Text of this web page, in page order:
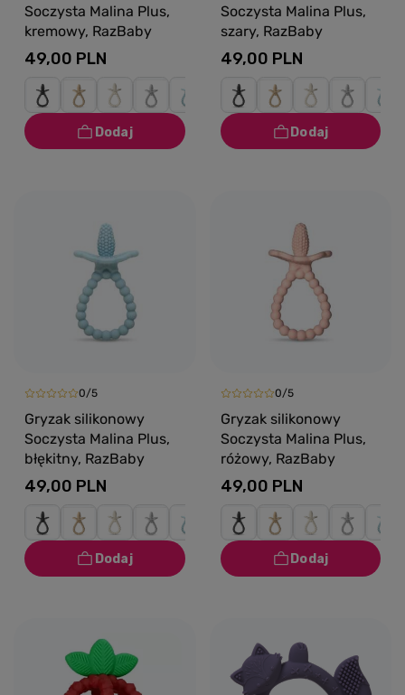
Soczysta Malina Plus,
kremowy, RazBaby
49,00 PLN
Soczysta Malina Plus,
szary, RazBaby
49,00 PLN
0/5
Gryzak silikonowy
Soczysta Malina Plus,
błękitny, RazBaby
49,00 PLN
0/5
Gryzak silikonowy
Soczysta Malina Plus,
różowy, RazBaby
49,00 PLN